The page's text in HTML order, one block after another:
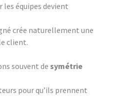
les équipes devient
crée naturellement une
client.
souvent de symétrie
pour qu’ils prennent